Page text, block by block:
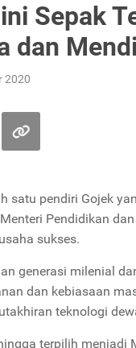
Sepak
dan
2020
satu pendiri Gojek
Pendidikan
sukses.
generasi milenial
dan kebiasaan
teknologi
terpilih menjadi